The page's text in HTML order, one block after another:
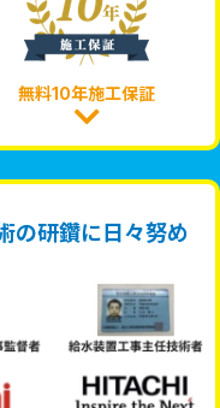
無料10年施工保証
の研鑽に日々努め